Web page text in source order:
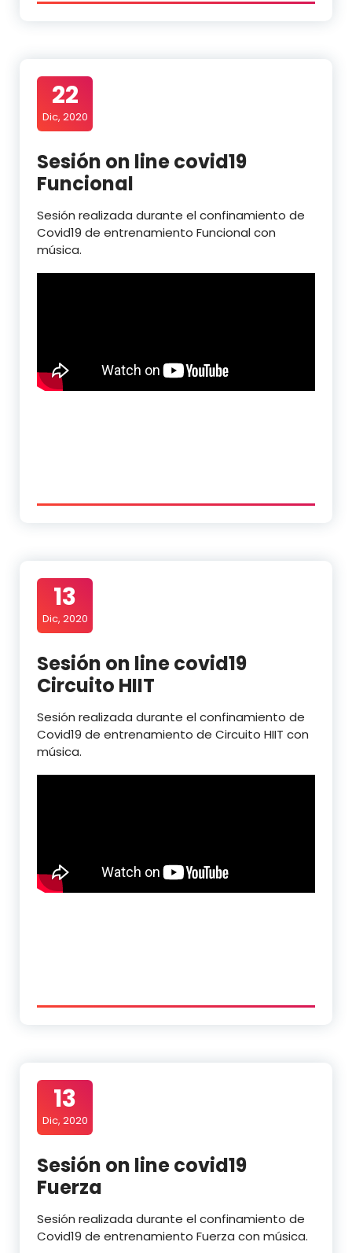
22
Dic, 2020
Sesión on line covid19
Funcional
Sesión realizada durante el confinamiento de
Covid19 de entrenamiento Funcional con
música.
13
Dic, 2020
Sesión on line covid19
Circuito HIIT
Sesión realizada durante el confinamiento de
Covid19 de entrenamiento de Circuito HIIT con
música.
13
Dic, 2020
Sesión on line covid19
Fuerza
Sesión realizada durante el confinamiento de
Covid19 de entrenamiento Fuerza con música.